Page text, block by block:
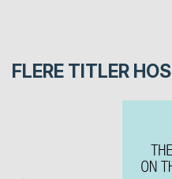
FLERE TITLER HOS